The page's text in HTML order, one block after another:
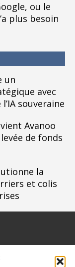
ou le
plus besoin
un
avec
souveraine
Avanoo
de fonds
la
et colis
retrouvez